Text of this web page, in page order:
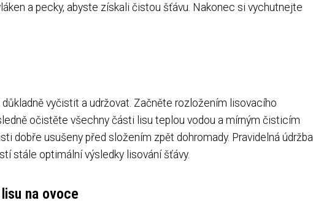
a pecky, abyste získali čistou šťávu. Nakonec si vychutnejte
vyčistit a udržovat. Začněte rozložením lisovacího
očistěte všechny části lisu teplou vodou a mírným čisticím
dobře usušeny před složením zpět dohromady. Pravidelná údržba
stále optimální výsledky lisování šťávy.
na ovoce